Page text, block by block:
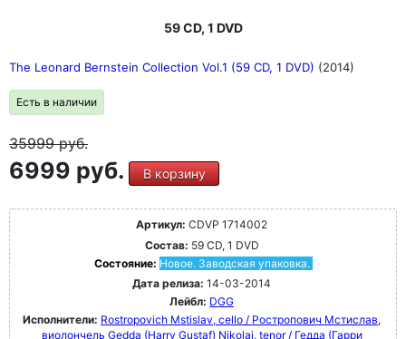
59 CD, 1 DVD
The Leonard Bernstein Collection Vol.1 (59 CD, 1 DVD) (2014)
Есть в наличии
35999руб.
6999 руб. В корзину
Артикул: CDVP 1714002
Состав: 59 CD, 1 DVD
Состояние: Новое. Заводская упаковка.
Дата релиза: 14-03-2014
Лейбл: DGG
Исполнители: Rostropovich Mstislav, cello / Ростропович Мстислав,
виолончель Gedda (Harry Gustaf) Nikolai, tenor / Гедда (Гарри